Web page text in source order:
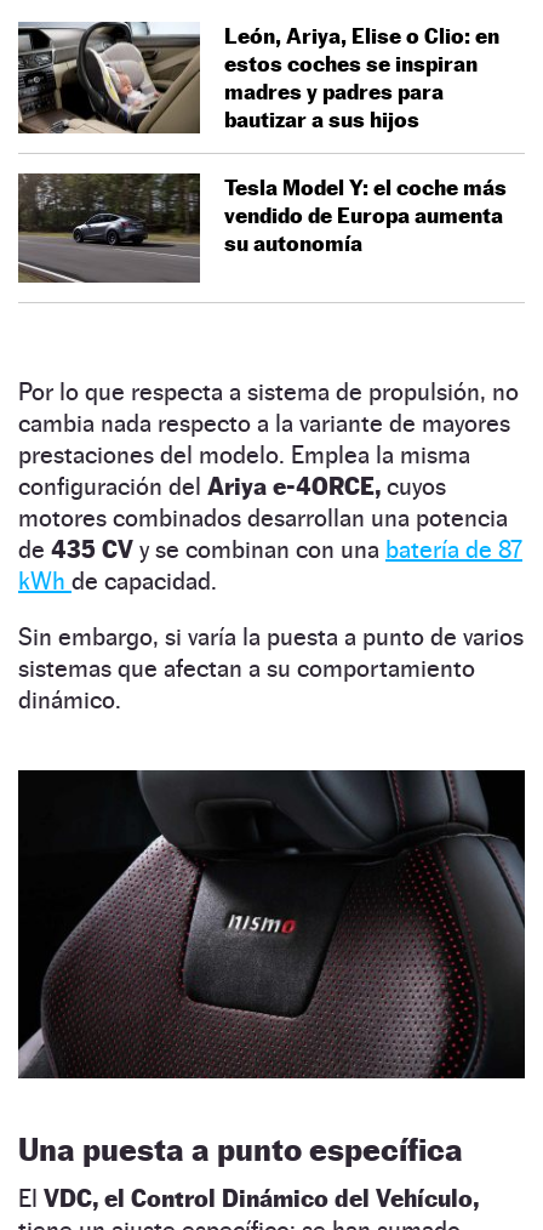
León, Ariya, Elise o Clio: en
estos coches se inspiran
madres y padres para
bautizar a sus hijos
Tesla Model Y: el coche más
vendido de Europa aumenta
su autonomía
Por lo que respecta a sistema de propulsión, no
cambia nada respecto a la variante de mayores
prestaciones del modelo. Emplea la misma
configuración del Ariya e-4ORCE, cuyos
motores combinados desarrollan una potencia
de 435 CV y se combinan con una batería de 87
kWh de capacidad.
Sin embargo, si varía la puesta a punto de varios
sistemas que afectan a su comportamiento
dinámico.
Una puesta a punto específica
El VDC, el Control Dinámico del Vehículo,